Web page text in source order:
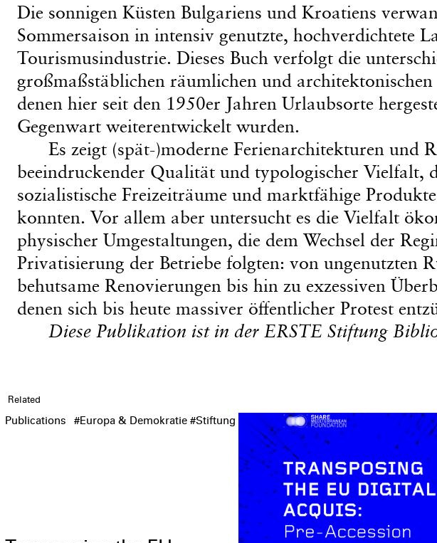
Die sonnigen Küsten Bulgariens und Kroatiens
Sommersaison in intensiv genutzte, hochverdichtete
Tourismusindustrie. Dieses Buch verfolgt die
großmaßstäblichen räumlichen und
denen hier seit den 1950er Jahren Urlaubsorte
Gegenwart weiterentwickelt wurden.
Es zeigt (spät-)moderne Ferienarchitekturen und
beeindruckender Qualität und typologischer Vielfalt,
sozialistische Freizeiträume und marktfähige
konnten. Vor allem aber untersucht es die Vielfalt
physischer Umgestaltungen, die dem Wechsel der
Privatisierung der Betriebe folgten: von ungenutzten
behutsame Renovierungen bis hin zu exzessiven
denen sich bis heute massiver öffentlicher Protest
Diese Publikation ist in der ERSTE Stiftung
Related
Publications #Europa & Demokratie #Stiftung